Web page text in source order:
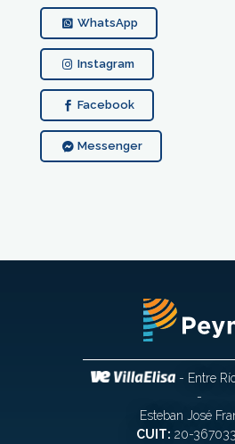
WhatsApp
Instagram
Facebook
Messenger
- Entre
-
Esteban José
CUIT: 20-